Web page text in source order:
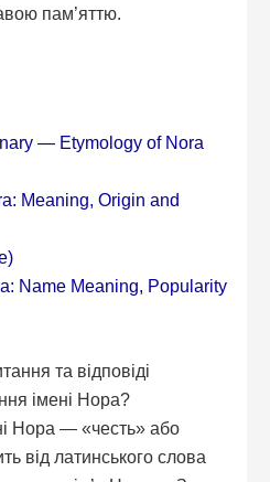
пам’яттю.
— Etymology of Nora
Meaning, Origin and
Name Meaning, Popularity
та відповіді
імені Нора?
Нора — «честь» або
від латинського слова